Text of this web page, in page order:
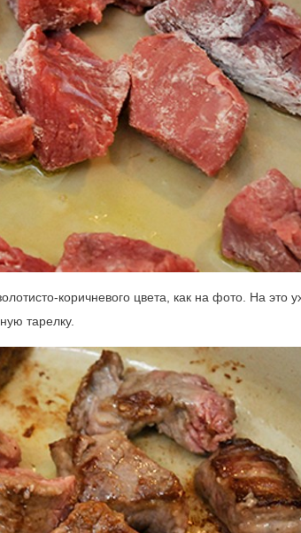
коричневого цвета, как на фото. На это
тарелку.